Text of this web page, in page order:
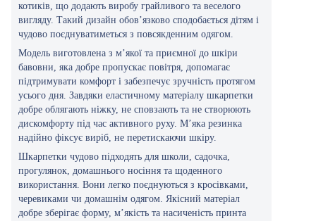
котиків, що додають виробу грайливого та веселого
вигляду. Такий дизайн обов’язково сподобається дітям і
чудово поєднуватиметься з повсякденним одягом.
Модель виготовлена з м’якої та приємної до шкіри
бавовни, яка добре пропускає повітря, допомагає
підтримувати комфорт і забезпечує зручність протягом
усього дня. Завдяки еластичному матеріалу шкарпетки
добре облягають ніжку, не сповзають та не створюють
дискомфорту під час активного руху. М’яка резинка
надійно фіксує виріб, не перетискаючи шкіру.
Шкарпетки чудово підходять для школи, садочка,
прогулянок, домашнього носіння та щоденного
використання. Вони легко поєднуються з кросівками,
черевиками чи домашнім одягом. Якісний матеріал
добре зберігає форму, м’якість та насиченість принта